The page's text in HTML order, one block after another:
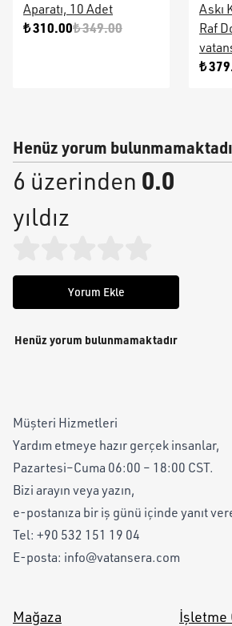
Aparatı, 10 Adet
₺ 310.00₺ 349.00
Askı
Raf
₺
Henüz yorum
6 üzerinden 0.0
yıldız
Yorum Ekle
Henüz yorum bulunmamaktadır
Müşteri Hizmetleri
Yardım etmeye hazır gerçek insanlar,
Pazartesi–Cuma 06:00 – 18:00 CST.
Bizi arayın veya yazın,
e-postanıza bir iş günü içinde yanıt
Tel: +90 532 151 19 04
E-posta: info@vatansera.com
Mağaza İşletme